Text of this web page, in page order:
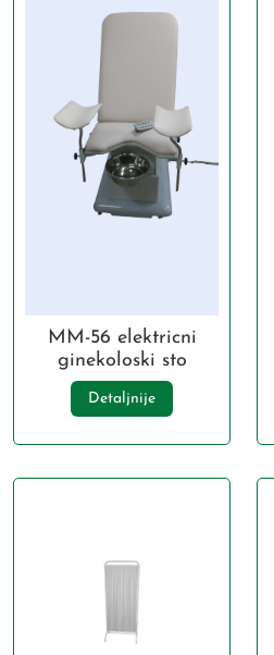
MM-56 elektricni
ginekoloski sto
Detaljnije